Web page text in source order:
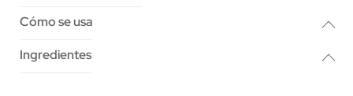
Cómo se usa
Ingredientes